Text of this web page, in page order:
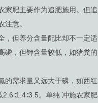
肥主要作为追肥施用。但追
意。
但养分含量配比却不一定适
，但钾含量较低，如猪粪
需求量又远大于磷，如西红
。单纯 冲施农家